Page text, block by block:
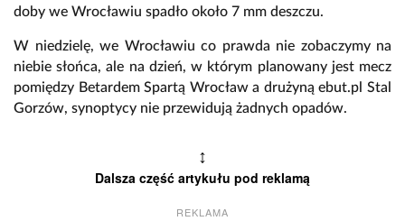
doby we Wrocławiu spadło około 7 mm deszczu.
W niedzielę, we Wrocławiu co prawda nie zobaczymy na
niebie słońca, ale na dzień, w którym planowany jest mecz
pomiędzy Betardem Spartą Wrocław a drużyną ebut.pl Stal
Gorzów, synoptycy nie przewidują żadnych opadów.
↕
Dalsza część artykułu pod reklamą
REKLAMA